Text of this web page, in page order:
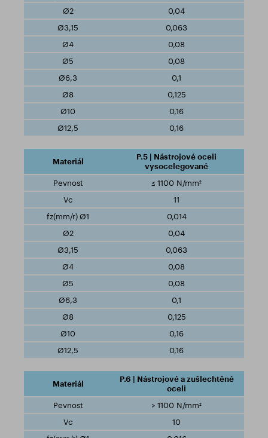
0,04
0,063
0,08
0,08
0,1
0,125
0,16
0,16
P.5 | Nástrojové oceli
vysocelegované
≤ 1100 N/mm²
11
0,014
0,04
0,063
0,08
0,08
0,1
0,125
0,16
0,16
P.6 | Nástrojové a zušlechtěné
oceli
> 1100 N/mm²
10